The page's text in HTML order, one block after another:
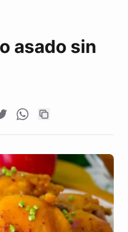
asado sin